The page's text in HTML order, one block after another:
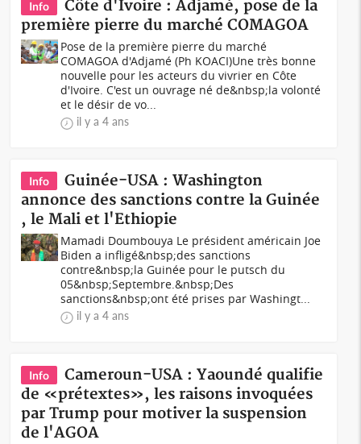
Info
Côte d'Ivoire : Adjamé, pose de la
première pierre du marché COMAGOA
Pose de la première pierre du marché
COMAGOA d'Adjamé (Ph KOACI)Une très bonne
nouvelle pour les acteurs du vivrier en Côte
d'Ivoire. C'est un ouvrage né de&nbsp;la volonté
et le désir de vo...
il y a 4 ans
Info
Guinée-USA : Washington
annonce des sanctions contre la Guinée
, le Mali et l'Ethiopie
Mamadi Doumbouya Le président américain Joe
Biden a infligé&nbsp;des sanctions
contre&nbsp;la Guinée pour le putsch du
05&nbsp;Septembre.&nbsp;Des
sanctions&nbsp;ont été prises par Washingt...
il y a 4 ans
Info
Cameroun-USA : Yaoundé qualifie
de «prétextes», les raisons invoquées
par Trump pour motiver la suspension
de l'AGOA